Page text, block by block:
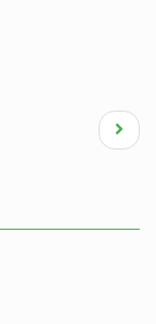
Next
page